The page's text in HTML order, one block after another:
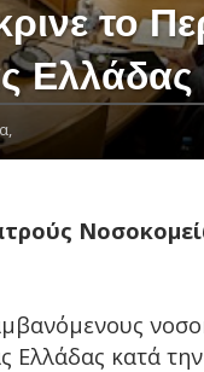
το
Ελλάδας
Ελλάδας κατά